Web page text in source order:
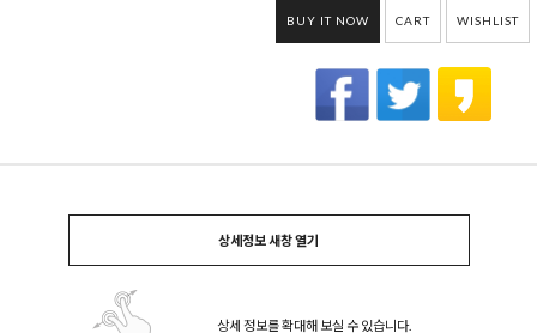
BUY IT NOW CART WISHLIST
상세정보 새창 열기
상세 정보를 확대해 보실 수 있습니다.